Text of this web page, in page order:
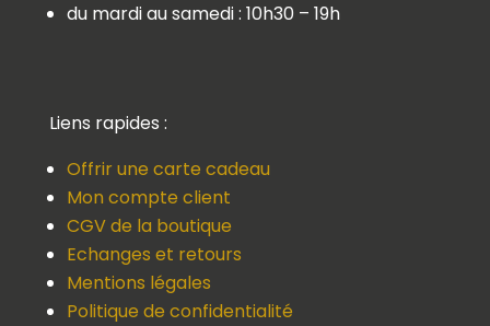
du mardi au samedi : 10h30 – 19h
Liens rapides :
Offrir une carte cadeau
Mon compte client
CGV de la boutique
Echanges et retours
Mentions légales
Politique de confidentialité